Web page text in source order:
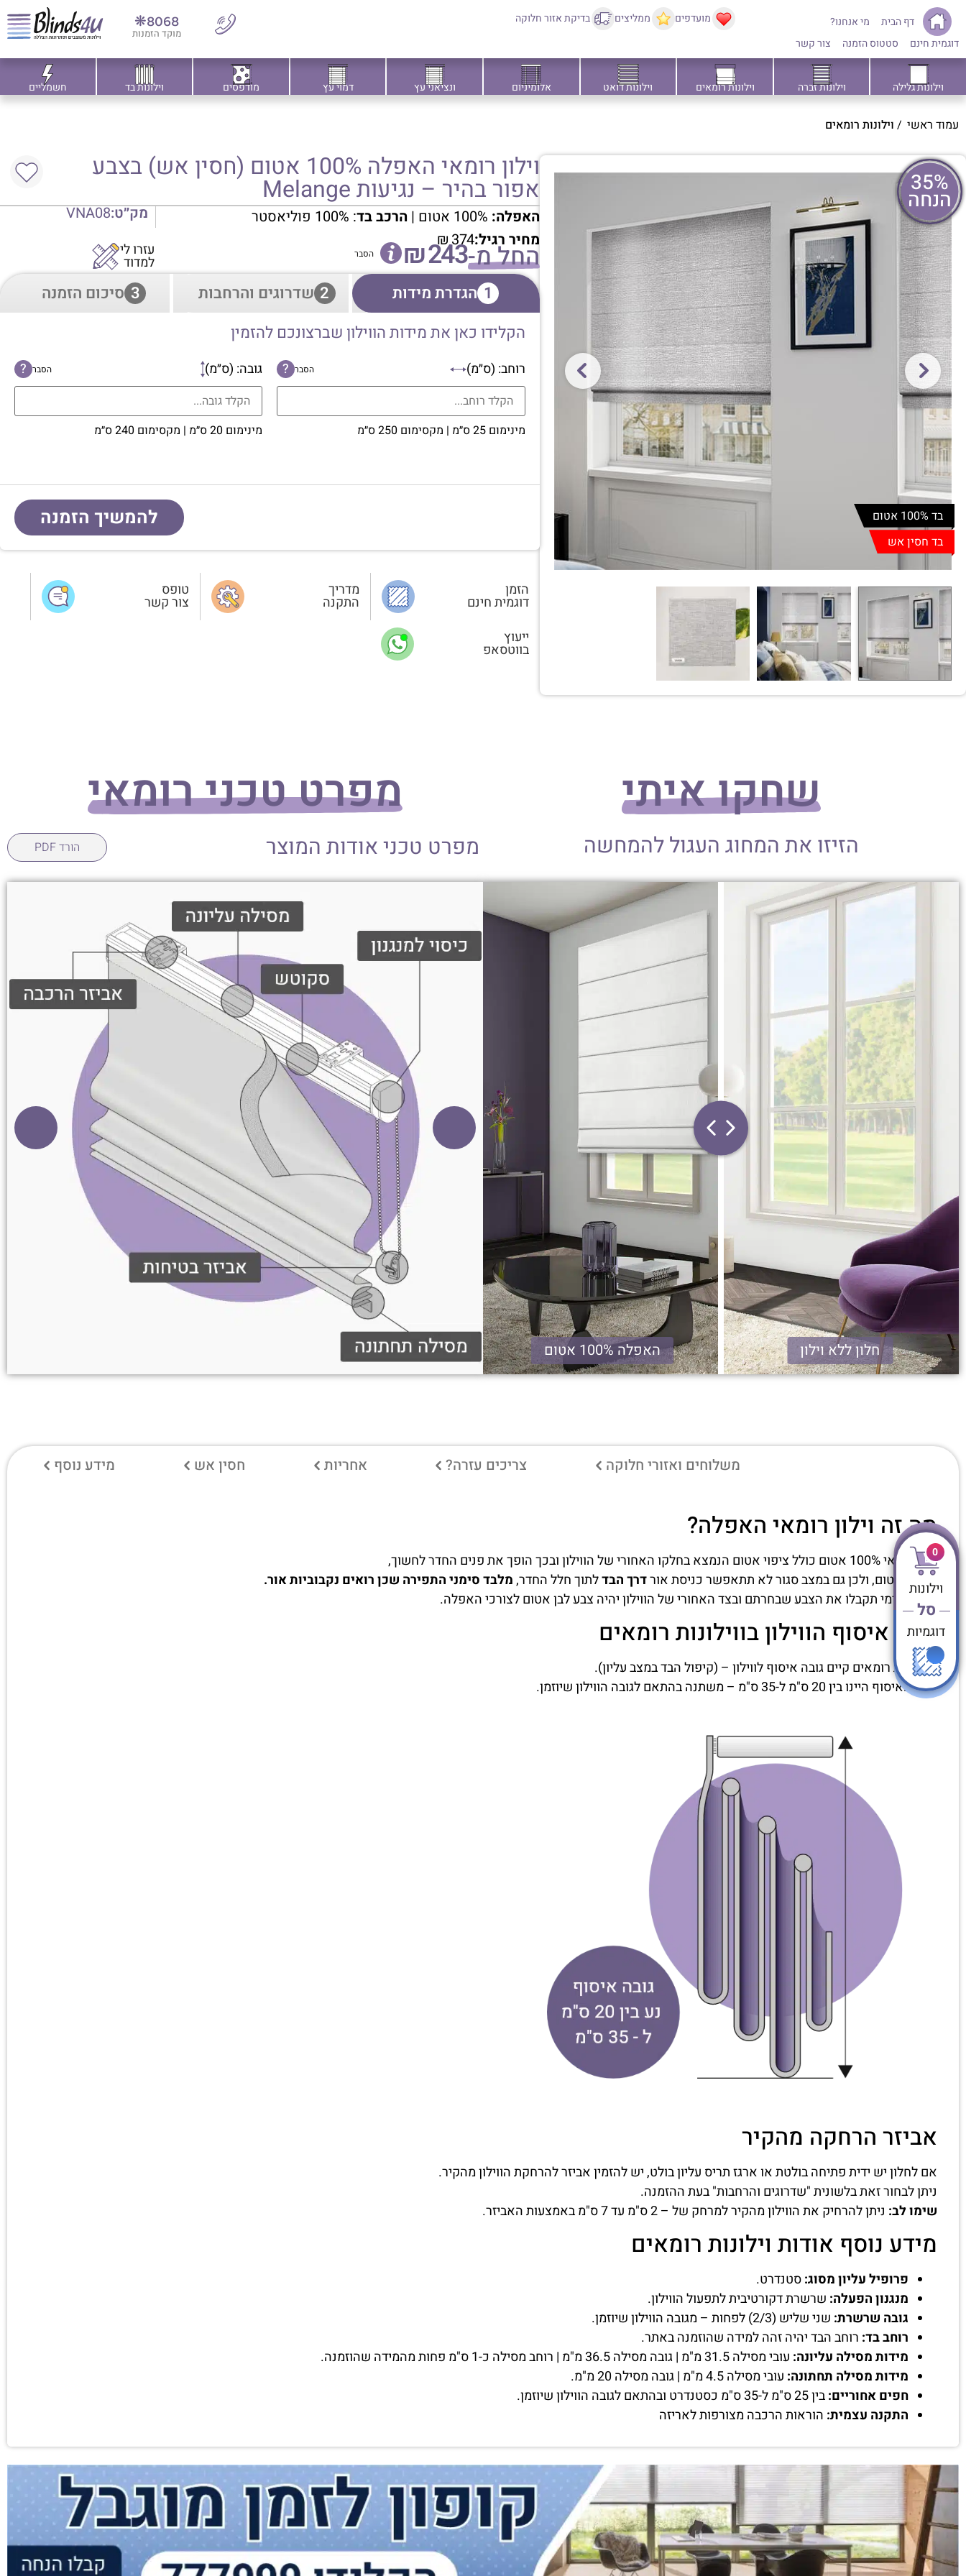
דף הבית
מי אנחנו?
דוגמית חינם
סטטוס הזמנה צור קשר
מועדפים ממליצים בדיקת אזור חלוקה 8068❋
מוקד הזמנות
וילונות גלילה וילונות זברה וילונות רומאים וילונות דואט אלומיניום ונציאני עץ דמוי עץ מודפסים וילונות בד חשמליים
עמוד ראשי / וילונות רומאים
35%
הנחה
בד 100% אטום
בד חסין אש
וילון רומאי האפלה 100% אטום (חסין אש) בצבע
אפור בהיר – נגיעות Melange
האפלה: הרכב בד: 100% פוליאסטר מק״ט:VNA08
מחיר רגיל:
₪374החל מ- ₪243 הסבר עזרו לי
למדוד
1 הגדרת מידות 2 שדרוגים והרחבות 3 סיכום הזמנה
הקלידו כאן את מידות הווילון שברצונכם להזמין
רוחב: (ס״מ) הסבר ?
מינימום 25 ס״מ | מקסימום 250 ס״מ
גובה: (ס״מ) הסבר ?
מינימום 20 ס״מ | מקסימום 240 ס״מ
להמשיך הזמנה
הזמן
דוגמית חינם
מדריך
התקנה
טופס
צור קשר
ייעוץ
בווטסאפ
שחקו איתי
הזיזו את המחוג העגול להמחשה
האפלה 100% אטום חלון ללא וילון
מפרט טכני רומאי
מפרט טכני אודות המוצר הורד PDF
משלוחים ואזורי חלוקה צריכים עזרה? אחריות חסין אש מידע נוסף
מה זה וילון רומאי האפלה?
וילון רומאי 100% אטום כולל ציפוי אטום הנמצא בחלקו האחורי של הווילון ובכך הופך את פנים החדר לחשוך,
זהו בד אטום, ולכן גם במצב סגור לא תתאפשר כניסת אורדרך הבדלתוך חלל החדר,מלבד סימני התפירה שכן רואים נקבוביות אור.
בצד הקדמי תקבלו את הצבע שבחרתם ובצד האחורי של הווילון יהיה צבע לבן אטום לצורכי האפלה.
גובה איסוף הווילון בווילונות רומאים
בווילונות רומאים קיים גובה איסוף לווילון – (קיפול הבד במצב עליון).
גובה האיסוף היינו בין 20 ס"מ ל-35 ס"מ – משתנה בהתאם לגובה הווילון שיוזמן.
אביזר הרחקה מהקיר
אם לחלון יש ידית פתיחה בולטת או ארגז תריס עליון בולט, יש להזמין אביזר להרחקת הווילון מהקיר.
ניתן לבחור זאת בלשונית "שדרוגים והרחבות" בעת ההזמנה.
שימו לב: ניתן להרחיק את הווילון מהקיר למרחק של – 2 ס"מ עד 7 ס"מ באמצעות האביזר.
מידע נוסף אודות וילונות רומאים
פרופיל עליון מסוג:סטנדרט.
מנגנון הפעלה: שרשרת דקורטיבית לתפעול הווילון.
גובה שרשרת: שני שליש (2/3) לפחות – מגובה הווילון שיוזמן.
רוחב בד: רוחב הבד יהיה זהה למידה שהוזמנה באתר.
מידות מסילה עליונה: עובי מסילה 31.5 מ"מ | גובה מסילה 36.5 מ"מ | רוחב מסילה כ-1 ס"מ פחות מהמידה שהוזמנה.
מידות מסילה תחתונה: עובי מסילה 4.5 מ"מ | גובה מסילה 20 מ"מ.
חפים אחוריים:בין 25 ס"מ ל-35 ס"מ כסטנדרט ובהתאם לגובה הווילון שיוזמן.
התקנה עצמית: הוראות הרכבה מצורפות לאריזה
0
וילונות
סל
דוגמיות